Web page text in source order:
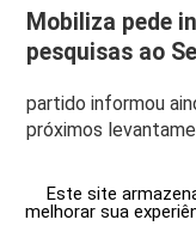
Mobiliza pede
pesquisas ao
partido informou
próximos
Este site
melhorar sua